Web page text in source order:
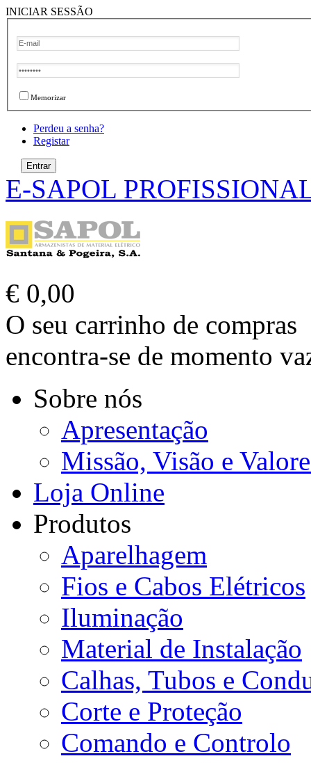
INICIAR SESSÃO
Memorizar
Perdeu a senha?
Registar
E-SAPOL
€ 0,00
O seu carrinho de compras
encontra-se de momento
Sobre nós
Apresentação
Missão, Visão e
Loja Online
Produtos
Aparelhagem
Fios e Cabos Elétricos
Iluminação
Material de Instalação
Calhas, Tubos e
Corte e Proteção
Comando e Controlo